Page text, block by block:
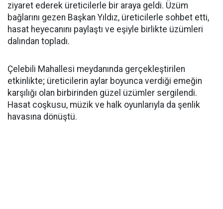
ziyaret ederek üreticilerle bir araya geldi. Üzüm
bağlarını gezen Başkan Yıldız, üreticilerle sohbet etti,
hasat heyecanını paylaştı ve eşiyle birlikte üzümleri
dalından topladı.
Çelebili Mahallesi meydanında gerçekleştirilen
etkinlikte; üreticilerin aylar boyunca verdiği emeğin
karşılığı olan birbirinden güzel üzümler sergilendi.
Hasat coşkusu, müzik ve halk oyunlarıyla da şenlik
havasına dönüştü.